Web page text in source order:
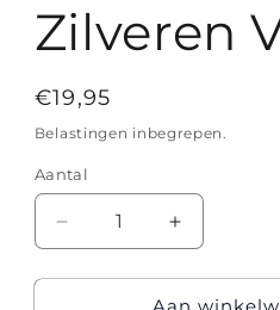
Zilveren
Normale
prijs
€19,95
Belastingen inbegrepen.
Aantal
Aantal
verlagen
voor
Aantal
verhogen
voor
Aan